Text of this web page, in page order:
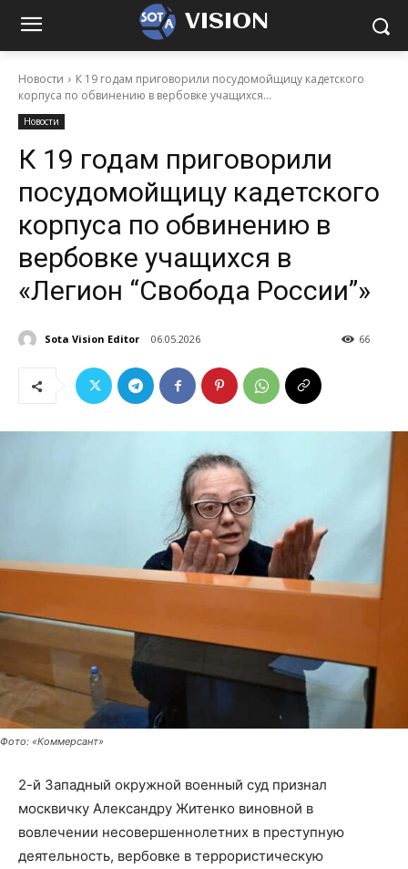
VISION
Новости
К 19 годам приговорили посудомойщицу кадетского
корпуса по обвинению в вербовке учащихся...
Новости
К 19 годам приговорили
посудомойщицу кадетского
корпуса по обвинению в
вербовке учащихся в
«Легион “Свобода России”»
Sota Vision Editor 06.05.2026 66
Фото: «Коммерсант»
2-й Западный окружной военный суд признал
москвичку Александру Житенко виновной в
вовлечении несовершеннолетних в преступную
деятельность, вербовке в террористическую